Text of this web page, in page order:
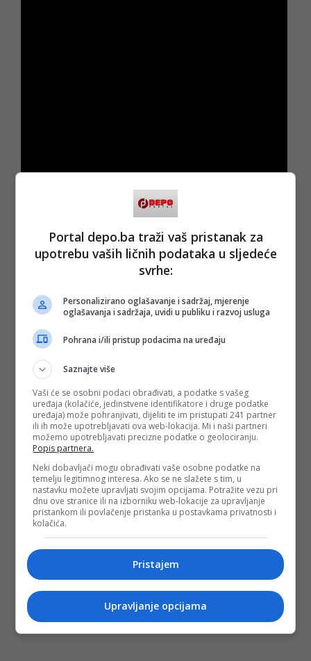
PODIJELI NA
Portal depo.ba traži vaš pristanak za
upotrebu vaših ličnih podataka u sljedeće
svrhe:
Personalizirano oglašavanje i sadržaj, mjerenje
oglašavanja i sadržaja, uvidi u publiku i razvoj usluga
Pohrana i/ili pristup podacima na uređaju
Saznajte više
Vaši će se osobni podaci obrađivati, a podatke s vašeg
uređaja (kolačiće, jedinstvene identifikatore i druge podatke
uređaja) može pohranjivati, dijeliti te im pristupati 241 partner
ili ih može upotrebljavati ova web-lokacija. Mi i naši partneri
možemo upotrebljavati precizne podatke o geolociranju.
Popis partnera.
Neki dobavljači mogu obrađivati vaše osobne podatke na
temelju legitimnog interesa. Ako se ne slažete s tim, u
nastavku možete upravljati svojim opcijama. Potražite vezu pri
dnu ove stranice ili na izborniku web-lokacije za upravljanje
pristankom ili povlačenje pristanka u postavkama privatnosti i
kolačića.
Pristajem
Upravljanje opcijama